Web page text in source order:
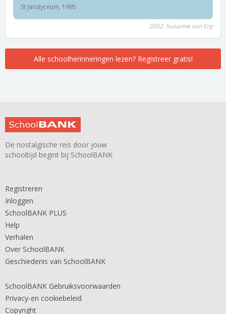
St Janslyceum, 1995
2002, Susanne van Erp
Alle schoolherinneringen lezen? Registreer gratis!
De nostalgische reis door jouw
schooltijd begint bij SchoolBANK
Registreren
Inloggen
SchoolBANK PLUS
Help
Verhalen
Over SchoolBANK
Geschiedenis van SchoolBANK
SchoolBANK Gebruiksvoorwaarden
Privacy-en cookiebeleid
Copyright